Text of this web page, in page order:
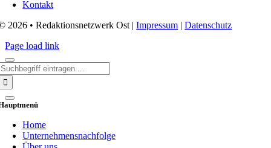
Kontakt
2026 • Redaktionsnetzwerk Ost |Impressum |Datenschutz
Page load link
Home
Unternehmensnachfolge